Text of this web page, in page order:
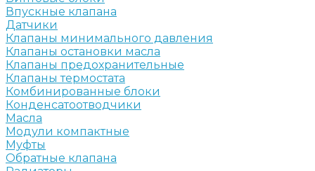
Впускные клапана
Датчики
Клапаны минимального давления
Клапаны остановки масла
Клапаны предохранительные
Клапаны термостата
Комбинированные блоки
Конденсатоотводчики
Масла
Модули компактные
Муфты
Обратные клапана